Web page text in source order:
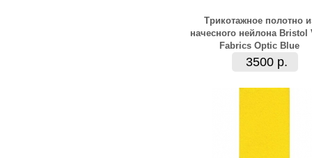
Трикотажное полотно
начесного нейлона Bristol
Fabrics Optic Blue
3500 р.